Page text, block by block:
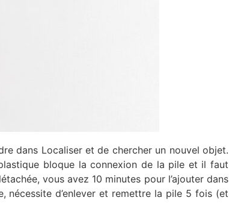
dans Localiser et de chercher un nouvel objet.
bloque la connexion de la pile et il faut
vous avez 10 minutes pour l’ajouter dans
nécessite d’enlever et remettre la pile 5 fois (et